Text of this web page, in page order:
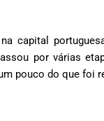
capital
por várias
pouco do que foi